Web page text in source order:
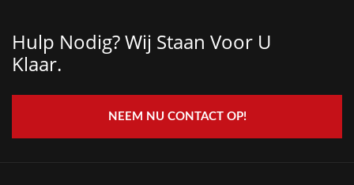
Hulp Nodig? Wij Staan ​​voor U
Klaar.
NEEM NU CONTACT OP!